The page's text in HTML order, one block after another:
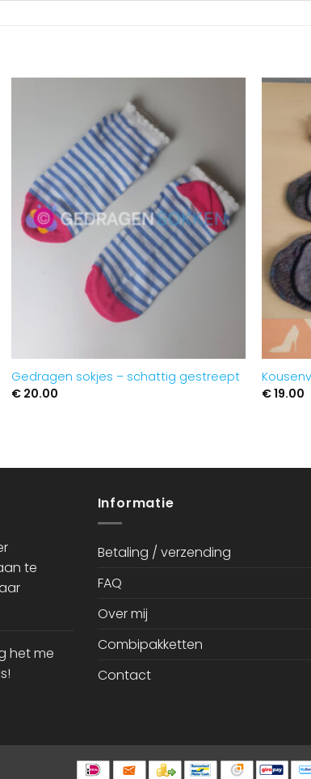
Gedragen sokjes – schattig gestreept
€20.00
€19.00
te
het me
Informatie
Betaling / verzending
FAQ
Over mij
Combipakketten
Contact